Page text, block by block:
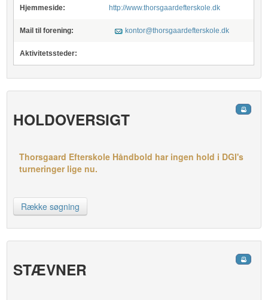
Hjemmeside: http://www.thorsgaardefterskole.dk
Mail til forening: kontor@thorsgaardefterskole.dk
Aktivitetssteder:
HOLDOVERSIGT
Thorsgaard Efterskole Håndbold har ingen hold i DGI's
turneringer lige nu.
Række søgning
STÆVNER